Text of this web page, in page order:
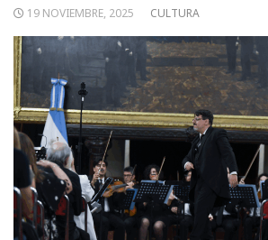
19 NOVIEMBRE, 2025 CULTURA